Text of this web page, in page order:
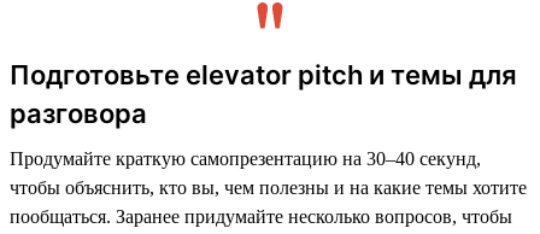
Подготовьте elevator pitch и темы для
разговора
Продумайте краткую самопрезентацию на 30–40 секунд,
чтобы объяснить, кто вы, чем полезны и на какие темы хотите
пообщаться. Заранее придумайте несколько вопросов, чтобы